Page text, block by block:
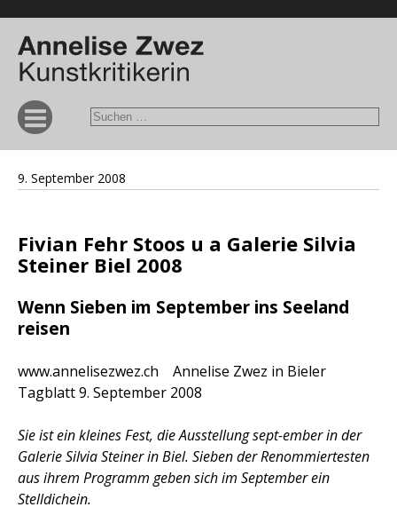
9. September 2008
Fivian Fehr Stoos u a Galerie Silvia
Steiner Biel 2008
Wenn Sieben im September ins Seeland
reisen
www.annelisezwez.ch Annelise Zwez in Bieler
Tagblatt 9. September 2008
Sie ist ein kleines Fest, die Ausstellung sept-ember in der
Galerie Silvia Steiner in Biel. Sieben der Renommiertesten
aus ihrem Programm geben sich im September ein
Stelldichein.